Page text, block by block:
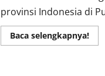
provinsi Indonesia di
Baca selengkapnya!Read
more